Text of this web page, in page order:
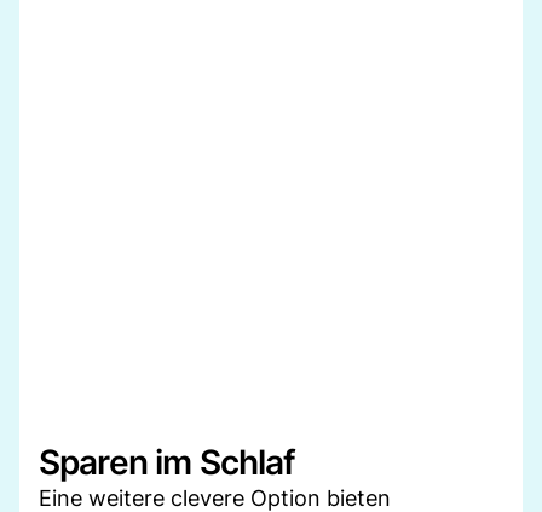
Sparen im Schlaf
Eine weitere clevere Option bieten